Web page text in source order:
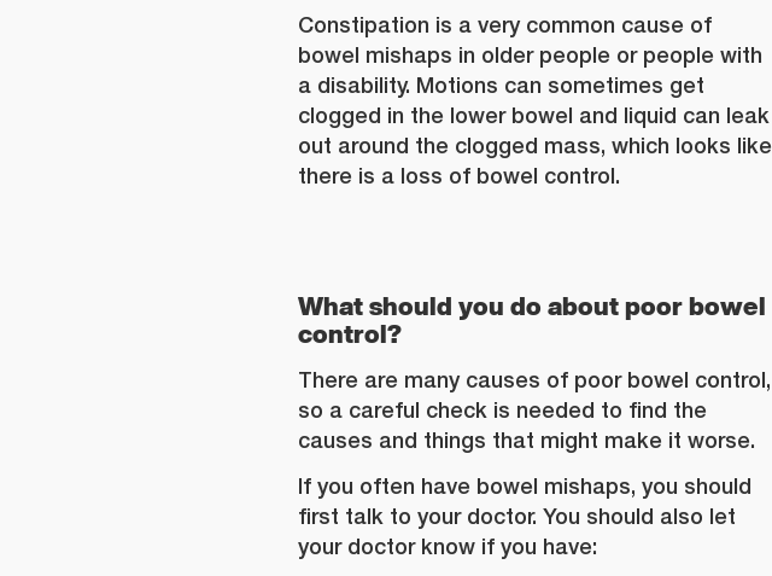
Constipation is a very common cause of
bowel mishaps in older people or people with
a disability. Motions can sometimes get
clogged in the lower bowel and liquid can leak
out around the clogged mass, which looks like
there is a loss of bowel control.
What should you do about poor bowel
control?
There are many causes of poor bowel control,
so a careful check is needed to find the
causes and things that might make it worse.
If you often have bowel mishaps, you should
first talk to your doctor. You should also let
your doctor know if you have: